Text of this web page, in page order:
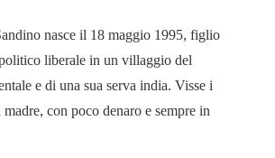
nasce il 18 maggio 1995, figlio
liberale in un villaggio del
e di una sua serva india. Visse i
con poco denaro e sempre in